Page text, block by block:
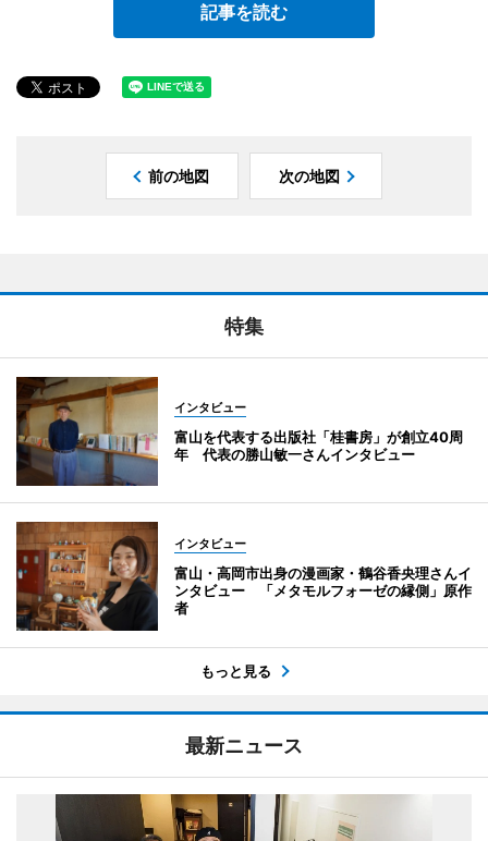
記事を読む
前の地図 次の地図
特集
インタビュー
富山を代表する出版社「桂書房」が創立40周
年 代表の勝山敏一さんインタビュー
インタビュー
富山・高岡市出身の漫画家・鶴谷香央理さんイ
ンタビュー 「メタモルフォーゼの縁側」原作
者
もっと見る
最新ニュース